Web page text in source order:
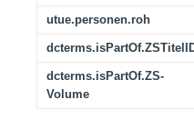
utue.personen.roh
dcterms.isPartOf.ZS-
Volume